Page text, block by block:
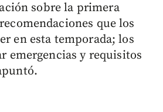
sobre la primera
que los
en esta temporada; los
emergencias y requisitos